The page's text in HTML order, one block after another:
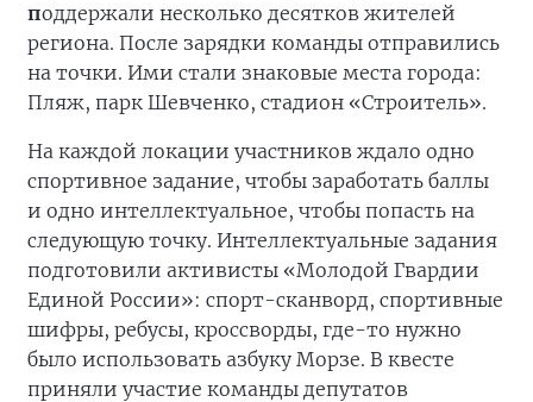
поддержали несколько десятков жителей
региона. После зарядки команды отправились
на точки. Ими стали знаковые места города:
Пляж, парк Шевченко, стадион «Строитель».
На каждой локации участников ждало одно
спортивное задание, чтобы заработать баллы
и одно интеллектуальное, чтобы попасть на
следующую точку. Интеллектуальные задания
подготовили активисты «Молодой Гвардии
Единой России»: спорт-сканворд, спортивные
шифры, ребусы, кроссворды, где-то нужно
было использовать азбуку Морзе. В квесте
приняли участие команды депутатов